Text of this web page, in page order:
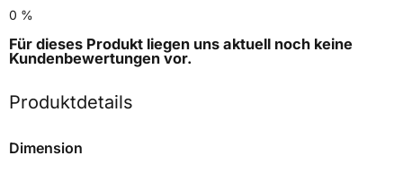
0 %
Für dieses Produkt liegen uns aktuell noch keine
Kundenbewertungen vor.
Produktdetails
Dimension